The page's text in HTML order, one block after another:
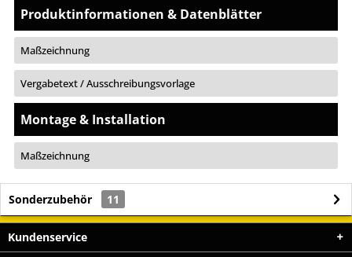
Produktinformationen & Datenblätter
Maßzeichnung
Vergabetext / Ausschreibungsvorlage
Montage & Installation
Maßzeichnung
Sonderzubehör 11
Kundenservice